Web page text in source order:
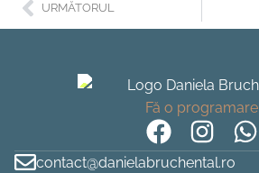
URMĂTORUL
contact@danielabruchental.ro
Fă o programare